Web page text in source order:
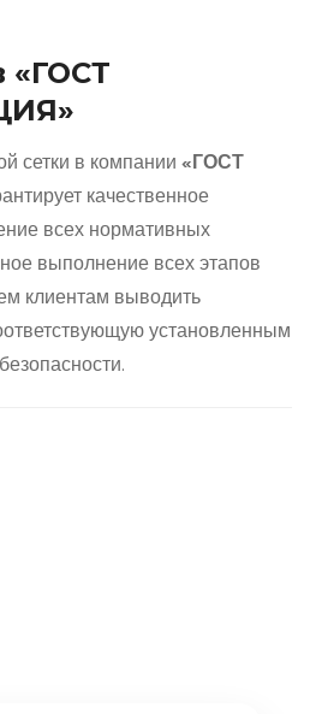
«ГОСТ
сетки в компании«ГОСТ
качественное
всех нормативных
выполнение всех этапов
клиентам выводить
установленным